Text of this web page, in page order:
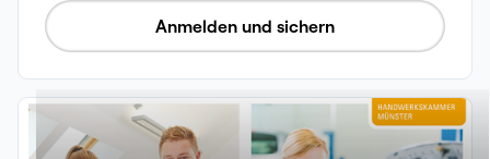
Anmelden und sichern